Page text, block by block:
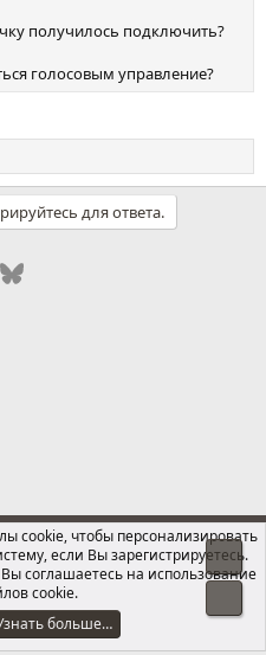
получилось подключить?
голосовым управление?
для ответа.
Bluesky
Помощь
cookie, чтобы персонализировать
если Вы зарегистрируетесь.
соглашаетесь на использование
cookie.
больше…